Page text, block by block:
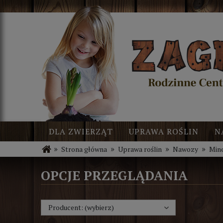
DLA ZWIERZĄT UPRAWA ROŚLIN
BLOG
NOWOŚCI
» Strona główna » Uprawa roślin » Nawozy »
OPCJE PRZEGLĄDANIA
Producent: (wybierz)